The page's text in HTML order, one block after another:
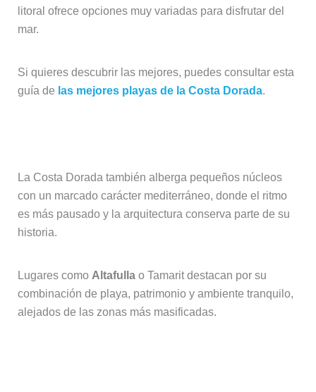
litoral ofrece opciones muy variadas para disfrutar del
mar.
Si quieres descubrir las mejores, puedes consultar esta
guía de las mejores playas de la Costa Dorada.
La Costa Dorada también alberga pequeños núcleos
con un marcado carácter mediterráneo, donde el ritmo
es más pausado y la arquitectura conserva parte de su
historia.
Lugares como Altafullao Tamarit destacan por su
combinación de playa, patrimonio y ambiente tranquilo,
alejados de las zonas más masificadas.